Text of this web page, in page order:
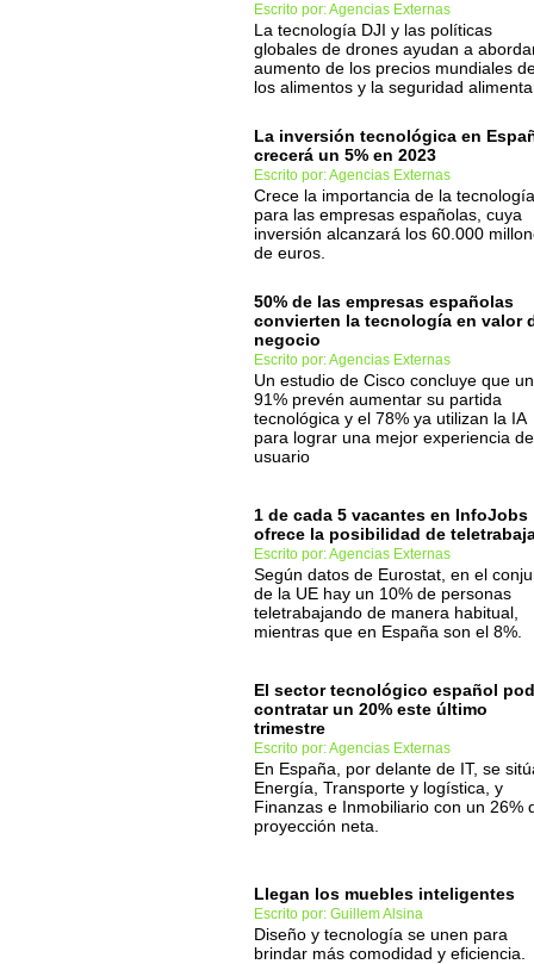
Escrito por: Agencias Externas
La tecnología DJI y las políticas
globales de drones ayudan a
aumento de los precios mundiales
los alimentos y la seguridad
La inversión tecnológica en
crecerá un 5% en 2023
Escrito por: Agencias Externas
Crece la importancia de la tecnología
para las empresas españolas, cuya
inversión alcanzará los 60.000
de euros.
50% de las empresas españolas
convierten la tecnología en valor
negocio
Escrito por: Agencias Externas
Un estudio de Cisco concluye que un
91% prevén aumentar su partida
tecnológica y el 78% ya utilizan la IA
para lograr una mejor experiencia de
usuario
1 de cada 5 vacantes en InfoJobs
ofrece la posibilidad de
Escrito por: Agencias Externas
Según datos de Eurostat, en el
de la UE hay un 10% de personas
teletrabajando de manera habitual,
mientras que en España son el 8%.
El sector tecnológico español
contratar un 20% este último
trimestre
Escrito por: Agencias Externas
En España, por delante de IT, se
Energía, Transporte y logística, y
Finanzas e Inmobiliario con un 26%
proyección neta.
Llegan los muebles inteligentes
Escrito por: Guillem Alsina
Diseño y tecnología se unen para
brindar más comodidad y eficiencia.